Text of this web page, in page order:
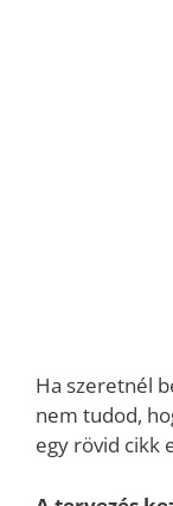
Ha szeretnél
nem tudod,
egy rövid cikk